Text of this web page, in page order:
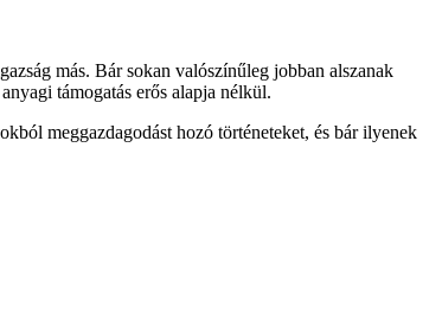
más. Bár sokan valószínűleg jobban alszanak
támogatás erős alapja nélkül.
meggazdagodást hozó történeteket, és bár ilyenek